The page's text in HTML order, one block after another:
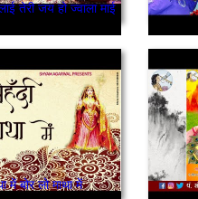
तेरी जय हो ज्वाला माई
में बोर लो माथा में